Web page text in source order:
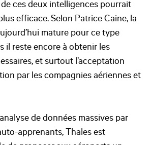
ces deux intelligences pourrait
efficace. Selon Patrice Caine, la
mature pour ce type
il reste encore à obtenir les
et surtout l’acceptation
par les compagnies aériennes et
de données massives par
apprenants, Thales est